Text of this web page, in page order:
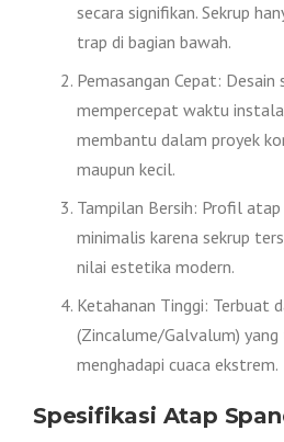
secara signifikan. Sekrup
trap di bagian bawah.
Pemasangan Cepat: Desain
mempercepat waktu
membantu dalam proyek
maupun kecil.
Tampilan Bersih: Profil
minimalis karena sekrup
nilai estetika modern.
Ketahanan Tinggi: Terbuat
(Zincalume/Galvalum)
menghadapi cuaca ekstrem.
Spesifikasi Atap